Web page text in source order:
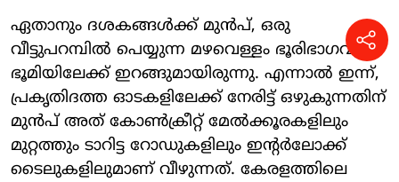
ഏതാനും ദശകങ്ങൾക്ക് മുൻപ്, ഒരു
വീട്ടുപറമ്പിൽ പെയ്യുന്ന മഴവെള്ളം ഭൂരിഭാഗവും
ഭൂമിയിലേക്ക് ഇറങ്ങുമായിരുന്നു. എന്നാൽ ഇന്ന്,
പ്രകൃതിദത്ത ഓടകളിലേക്ക് നേരിട്ട് ഒഴുകുന്നതിന്
മുൻപ് അത് കോൺക്രീറ്റ് മേൽക്കൂരകളിലും
മുറ്റത്തും ടാറിട്ട റോഡുകളിലും ഇന്റർലോക്ക്
ടൈലുകളിലുമാണ് വീഴുന്നത്. കേരളത്തിലെ